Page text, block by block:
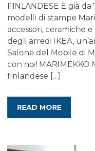
FINLANDESE È già
modelli di stampe
accessori, ceramiche
degli arredi IKEA,
Salone del Mobile di
con noi!
finlandese […]
READ MORE